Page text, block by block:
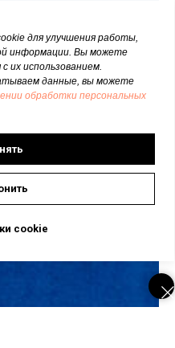
для улучшения работы,
информации. Вы можете
их использованием.
данные, вы можете
обработки персональных
cookie